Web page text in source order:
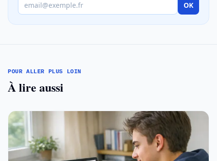
OK
POUR ALLER PLUS LOIN
À lire aussi